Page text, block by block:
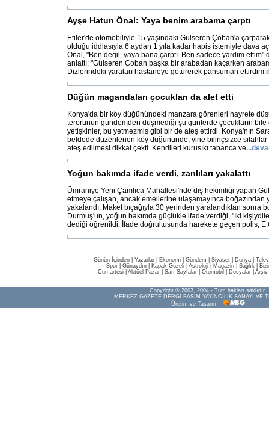
Ayşe Hatun Önal: Yaya benim arabama çarptı
Etiler'de otomobiliyle 15 yaşındaki Gülseren Çoban'a
olduğu iddiasıyla 6 aydan 1 yıla kadar hapis istemiyle dava
Önal, "Ben değil, yaya bana çarptı. Ben sadece yardım ettim"
anlattı: "Gülseren Çoban başka bir arabadan kaçarken
Dizlerindeki yaraları hastaneye götürerek pansuman ettirdim.
Düğün magandaları çocukları da alet etti
Konya'da bir köy düğünündeki manzara görenleri hayrete
terörünün gündemden düşmediği şu günlerde çocukların
yetişkinler, bu yetmezmiş gibi bir de ateş ettirdi. Konya'nın
beldede düzenlenen köy düğününde, yine bilinçsizce
ateş edilmesi dikkat çekti. Kendileri kurusıkı tabanca ve...
Yoğun bakımda ifade verdi, zanlıları yakalattı
Ümraniye Yeni Çamlıca Mahallesi'nde diş hekimliği yapan
etmeye çalışan, ancak emellerine ulaşamayınca boğazından
yakalandı. Maket bıçağıyla 30 yerinden yaralandıktan sonra
Durmuş'un, yoğun bakımda güçlükle ifade verdiği, "İki
dediği öğrenildi. İfade doğrultusunda harekete geçen polis,
Günün İçinden Yazarlar Ekonomi Gündem Siyaset Dünya |
Spor
Günaydın Kapak Güzeli Astroloji Magazin Sağlık
Cumartesi| Aktüel Pazar| Sarı Sayfalar| Otomobil Dosyalar| Arşiv
Copyright © 2003, 2004 - Tüm hakları saklıdır.
MERKEZ GAZETE DERGİ BASIM YAYINCILIK SANAYİ VE
Üretim ve Tasarım